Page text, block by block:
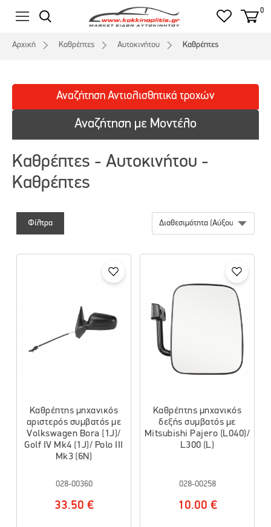
0
Αρχική Καθρέπτες Αυτοκινήτου Καθρέπτες
Αναζήτηση με Μοντέλο
Αναζήτηση Αντιολισθητικά τροχών
Καθρέπτες - Αυτοκινήτου -
Καθρέπτες
Φίλτρα
Καθρέπτης μηχανικός
αριστερός συμβατός με
Volkswagen Bora (1J)/
Golf IV Mk4 (1J)/ Polo III
Mk3 (6N)
028-00360
33.50 €
Καθρέπτης μηχανικός
δεξής συμβατός με
Mitsubishi Pajero (L040)/
L300 (L)
028-00258
10.00 €